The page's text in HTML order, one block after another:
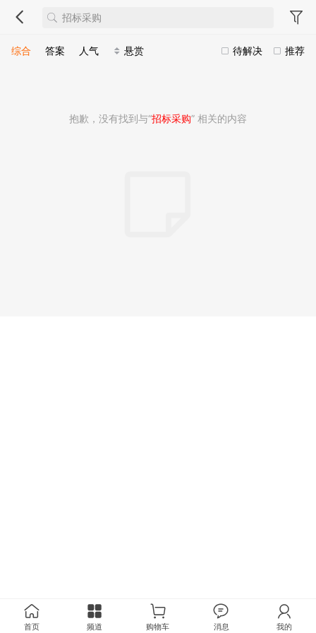
推荐
待解决
综合 答案 人气 悬赏
抱歉，没有找到与“招标采购” 相关的内容
首页 频道 购物车 消息 我的